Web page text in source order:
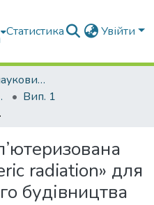
Статистика Увійти
Вибрані статті з наукових збірників КНУБА
Вип. 1
radiation» для
будівництва